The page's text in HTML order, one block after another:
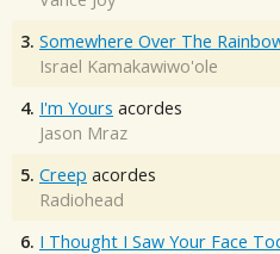
3. Somewhere Over The
Israel Kamakawiwo'ole
4. I'm Yours acordes
Jason Mraz
5. Creep acordes
Radiohead
6. I Thought I Saw Your Face